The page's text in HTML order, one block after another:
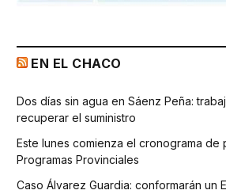
EN EL CHACO
Dos días sin agua en Sáenz Peña:
recuperar el suministro
Este lunes comienza el cronograma de
Programas Provinciales
Caso Álvarez Guardia: conformarán un